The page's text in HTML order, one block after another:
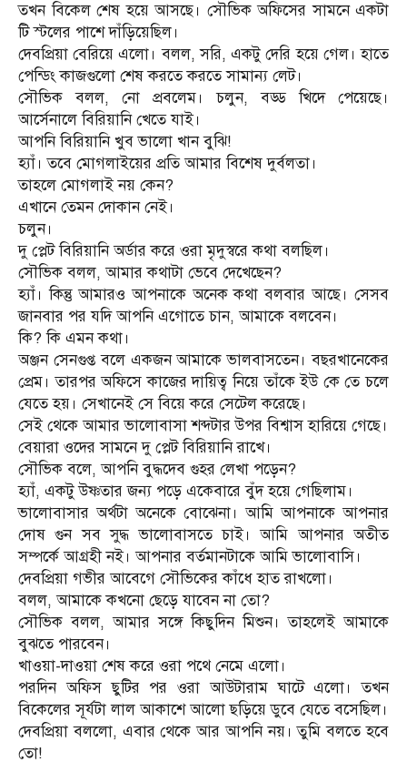
তখন বিকেল শেষ হয়ে আসছে। সৌভিক অফিসের সামনে একটা
টি স্টলের পাশে দাঁড়িয়েছিল।
দেবপ্রিয়া বেরিয়ে এলো। বলল, সরি, একটু দেরি হয়ে গেল। হাতে
পেন্ডিং কাজগুলো শেষ করতে করতে সামান্য লেট।
সৌভিক বলল, নো প্রবলেম। চলুন, বড্ড খিদে পেয়েছে।
আর্সেনালে বিরিয়ানি খেতে যাই।
আপনি বিরিয়ানি খুব ভালো খান বুঝি!
হ্যাঁ। তবে মোগলাইয়ের প্রতি আমার বিশেষ দুর্বলতা।
তাহলে মোগলাই নয় কেন?
এখানে তেমন দোকান নেই।
চলুন।
দু প্লেট বিরিয়ানি অর্ডার করে ওরা মৃদুস্বরে কথা বলছিল।
সৌভিক বলল, আমার কথাটা ভেবে দেখেছেন?
হ্যাঁ। কিন্তু আমারও আপনাকে অনেক কথা বলবার আছে। সেসব
জানবার পর যদি আপনি এগোতে চান, আমাকে বলবেন।
কি? কি এমন কথা।
অঞ্জন সেনগুপ্ত বলে একজন আমাকে ভালবাসতেন। বছরখানেকের
প্রেম। তারপর অফিসে কাজের দায়িত্ব নিয়ে তাঁকে ইউ কে তে চলে
যেতে হয়। সেখানেই সে বিয়ে করে সেটেল করেছে।
সেই থেকে আমার ভালোবাসা শব্দটার উপর বিশ্বাস হারিয়ে গেছে।
বেয়ারা ওদের সামনে দু প্লেট বিরিয়ানি রাখে।
সৌভিক বলে, আপনি বুদ্ধদেব গুহর লেখা পড়েন?
হ্যাঁ, একটু উষ্ণতার জন্য পড়ে একেবারে বুঁদ হয়ে গেছিলাম।
ভালোবাসার অর্থটা অনেকে বোঝেনা। আমি আপনাকে আপনার
দোষ গুন সব সুদ্ধ ভালোবাসতে চাই। আমি আপনার অতীত
সম্পর্কে আগ্রহী নই। আপনার বর্তমানটাকে আমি ভালোবাসি।
দেবপ্রিয়া গভীর আবেগে সৌভিকের কাঁধে হাত রাখলো।
বলল, আমাকে কখনো ছেড়ে যাবেন না তো?
সৌভিক বলল, আমার সঙ্গে কিছুদিন মিশুন। তাহলেই আমাকে
বুঝতে পারবেন।
খাওয়া-দাওয়া শেষ করে ওরা পথে নেমে এলো।
পরদিন অফিস ছুটির পর ওরা আউটারাম ঘাটে এলো। তখন
বিকেলের সূর্যটা লাল আকাশে আলো ছড়িয়ে ডুবে যেতে বসেছিল।
দেবপ্রিয়া বললো, এবার থেকে আর আপনি নয়। তুমি বলতে হবে
তো!